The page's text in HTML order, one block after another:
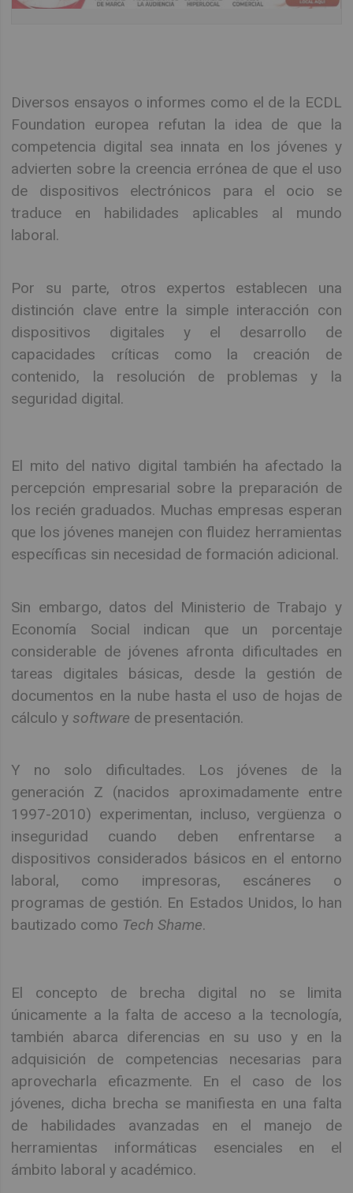
Diversos ensayos o informes como el de la ECDL
Foundation europea refutan la idea de que la
competencia digital sea innata en los jóvenes y
advierten sobre la creencia errónea de que el uso
de dispositivos electrónicos para el ocio se
traduce en habilidades aplicables al mundo
laboral.
Por su parte, otros expertos establecen una
distinción clave entre la simple interacción con
dispositivos digitales y el desarrollo de
capacidades críticas como la creación de
contenido, la resolución de problemas y la
seguridad digital.
El mito del nativo digital también ha afectado la
percepción empresarial sobre la preparación de
los recién graduados. Muchas empresas esperan
que los jóvenes manejen con fluidez herramientas
específicas sin necesidad de formación adicional.
Sin embargo, datos del Ministerio de Trabajo y
Economía Social indican que un porcentaje
considerable de jóvenes afronta dificultades en
tareas digitales básicas, desde la gestión de
documentos en la nube hasta el uso de hojas de
cálculo ysoftware de presentación.
Y no solo dificultades. Los jóvenes de la
generación Z (nacidos aproximadamente entre
1997-2010) experimentan, incluso, vergüenza o
inseguridad cuando deben enfrentarse a
dispositivos considerados básicos en el entorno
laboral, como impresoras, escáneres o
programas de gestión. En Estados Unidos, lo han
bautizado como Tech Shame.
El concepto de brecha digital no se limita
únicamente a la falta de acceso a la tecnología,
también abarca diferencias en su uso y en la
adquisición de competencias necesarias para
aprovecharla eficazmente. En el caso de los
jóvenes, dicha brecha se manifiesta en una falta
de habilidades avanzadas en el manejo de
herramientas informáticas esenciales en el
ámbito laboral y académico.